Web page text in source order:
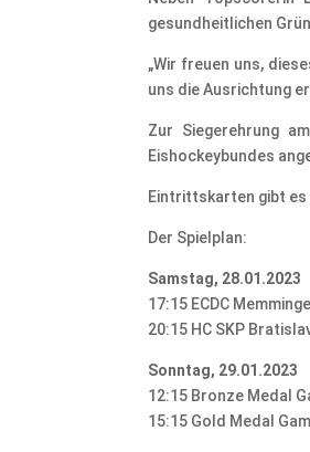
gesundheitlichen
„Wir freuen uns,
uns die Ausrichtung
Zur Siegerehrung
Eishockeybundes
Eintrittskarten gibt es
Der Spielplan:
Samstag, 28.01.2023
17:15 ECDC
20:15 HC SKP
Sonntag, 29.01.2023
12:15 Bronze Medal
15:15 Gold Medal